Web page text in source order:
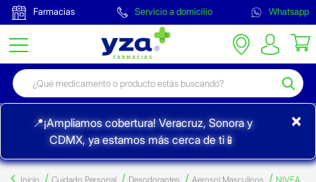
Farmacias Servicio a domicilio Whatsapp
📍¡Ampliamos cobertura! Veracruz, Sonora y
CDMX, ya estamos más cerca de ti📱
×
Inicio Cuidado Personal Desodorantes Aerosol Masculinos NIVEA